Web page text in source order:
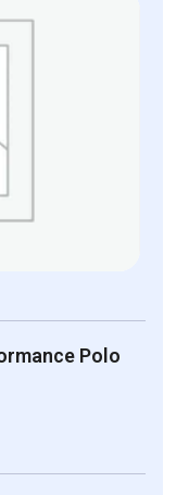
Polo